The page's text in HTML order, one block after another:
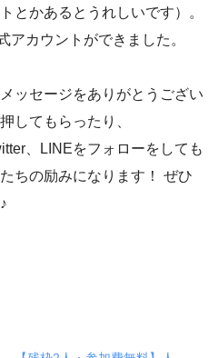
とかあるとうれしいです）。
カウントができました。
ッセージをありがとうござい
してもらったり、
、LINEをフォローをしても
ちの励みになります！ ぜひ